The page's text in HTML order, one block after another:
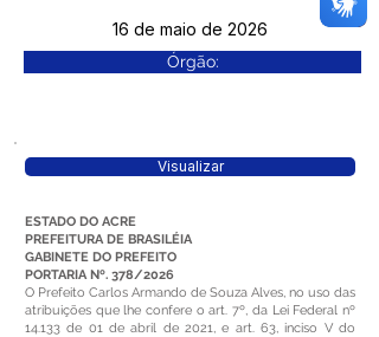
16 de maio de 2026
Órgão:
Visualizar
ESTADO DO ACRE
PREFEITURA DE BRASILÉIA
GABINETE DO PREFEITO
PORTARIA Nº. 378/2026
O Prefeito Carlos Armando de Souza Alves, no uso das
atribuições que lhe confere o art. 7º, da Lei Federal nº
14.133 de 01 de abril de 2021, e art. 63, inciso V do